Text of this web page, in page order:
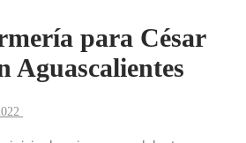
para César
Aguascalientes